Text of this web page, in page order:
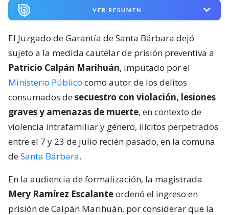
VER RESUMEN
El Juzgado de Garantía de Santa Bárbara dejó
sujeto a la medida cautelar de prisión preventiva a
Patricio Calpán Marihuán, imputado por el
Ministerio Público como autor de los delitos
consumados desecuestro con violación, lesiones
graves y amenazas de muerte, en contexto de
violencia intrafamiliar y género, ilícitos perpetrados
entre el 7 y 23 de julio recién pasado, en la comuna
deSanta Bárbara.
En la audiencia de formalización, la magistrada
Mery Ramírez Escalanteordenó el ingreso en
prisión de Calpán Marihuán, por considerar que la